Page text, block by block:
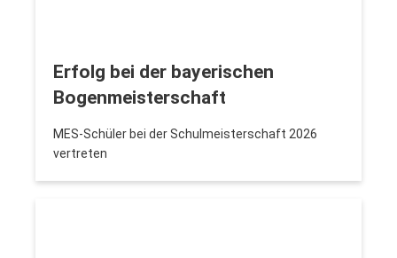
Erfolg bei der bayerischen
Bogenmeisterschaft
MES-Schüler bei der Schulmeisterschaft 2026
vertreten